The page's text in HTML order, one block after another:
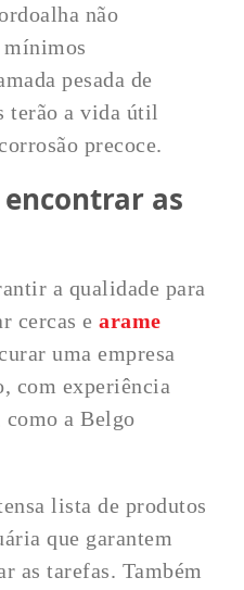
não
mínimos
pesada de
terão a vida útil
precoce.
as
a qualidade para
cercas earame
uma empresa
com experiência
como a Belgo
lista de produtos
que garantem
as tarefas. Também